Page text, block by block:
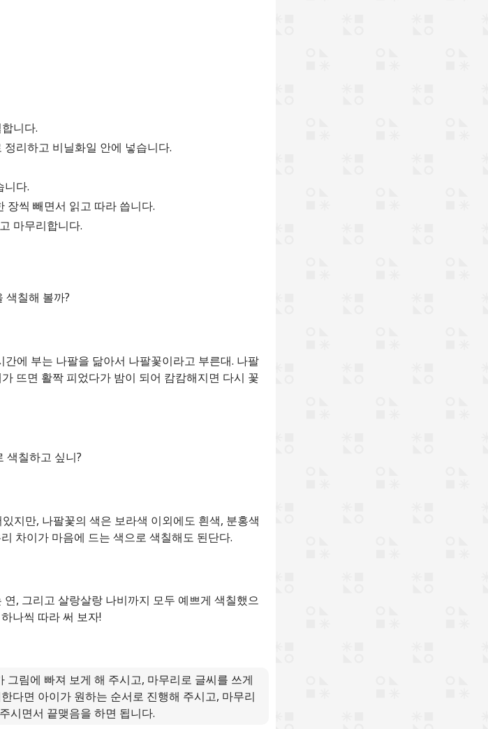
니다.
리하고 비닐화일 안에 넣습니다.
니다.
장씩 빼면서 읽고 따라 씁니다.
마무리합니다.
색칠해 볼까?
에 부는 나팔을 닮아서 나팔꽃이라고 부른대. 나팔
뜨면 활짝 피었다가 밤이 되어 캄캄해지면 다시 꽃
색칠하고 싶니?
지만, 나팔꽃의 색은 보라색 이외에도 흰색, 분홍색
차이가 마음에 드는 색으로 색칠해도 된단다.
, 그리고 살랑살랑 나비까지 모두 예쁘게 색칠했으
나씩 따라 써 보자!
림에 빠져 보게 해 주시고, 마무리로 글씨를 쓰게
다면 아이가 원하는 순서로 진행해 주시고, 마무리
시면서 끝맺음을 하면 됩니다.